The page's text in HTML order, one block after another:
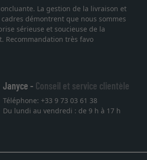
La gestion de la livraison et
démontrent que nous sommes
sérieuse et soucieuse de la
Recommandation très favo
Janyce - Conseil et service clientèle
Téléphone: +33 9 73 03 61 38
Du lundi au vendredi : de 9 h à 17 h